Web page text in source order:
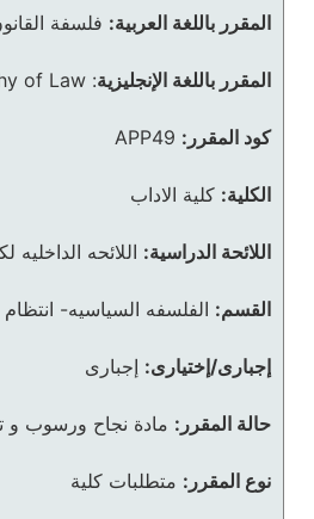
المقرر باللغة العربية: فلسفة
المقرر باللغة الإنجليزية:
of Law
كود المقرر: APP49
الكلية: كلية الاداب
اللائحة الدراسية: اللائحه الداخليه
القسم: الفلسفه السياسيه- انتظام
إجبارى/إختيارى: إجبارى
حالة المقرر: مادة نجاح ورسوب
نوع المقرر: متطلبات كلية